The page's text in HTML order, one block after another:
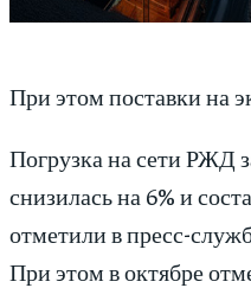
При этом поставки на
Погрузка на сети РЖД
снизилась на 6% и
отметили в пресс-
При этом в октябре